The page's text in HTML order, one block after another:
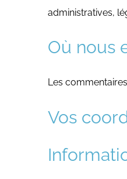
administratives,
Où nous
Les
Vos